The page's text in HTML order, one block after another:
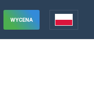
WYCENA